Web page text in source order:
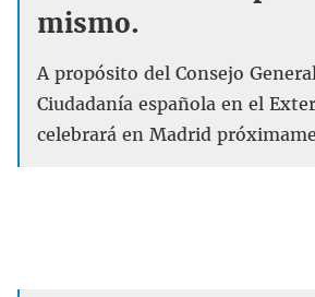
mismo.
A propósito del Consejo
Ciudadanía española en el
celebrará en Madrid